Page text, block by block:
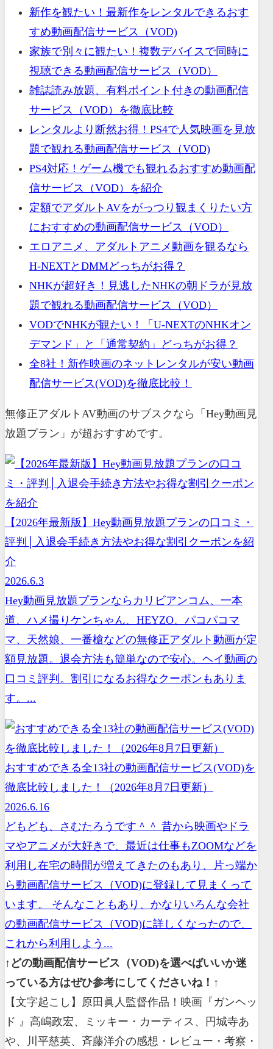
新作を観たい！最新作をレンタルできるおす
すめ動画配信サービス（VOD)
家族で別々に観たい！複数デバイスで同時に
視聴できる動画配信サービス（VOD）
雑誌読み放題、有料ポイント付きの動画配信
サービス（VOD）を徹底比較
レンタルより断然お得！PS4で人気映画を見放
題で観れる動画配信サービス（VOD)
PS4対応！ゲーム機でも観れるおすすめ動画配
信サービス（VOD）を紹介
定額でアダルトAVをがっつり観まくりたい方
におすすめの動画配信サービス（VOD）
エロアニメ、アダルトアニメ動画を観るなら
H-NEXTとDMMどっちがお得？
NHKが超好き！見逃したNHKの朝ドラが見放
題で観れる動画配信サービス（VOD）
VODでNHKが観たい！「U-NEXTのNHKオン
デマンド」と「通常契約」どっちがお得？
全8社！新作映画のネットレンタルが安い動画
配信サービス(VOD)を徹底比較！
無修正アダルトAV動画のサブスクなら「Hey動画見
放題プラン」が超おすすめです。
【2026年最新版】Hey動画見放題プランの口コミ・
評判│入退会手続き方法やお得な割引クーポンを紹
介
2026.6.3
Hey動画見放題プランならカリビアンコム、一本
道、ハメ撮りケンちゃん、HEYZO、パコパコマ
マ、天然娘、一番槍などの無修正アダルト動画が定
額見放題。退会方法も簡単なので安心。ヘイ動画の
口コミ評判。割引になるお得なクーポンもありま
す。...
おすすめできる全13社の動画配信サービス(VOD)を
徹底比較しました！（2026年8月7日更新）
2026.6.16
どもども、さむたろうです＾＾ 昔から映画やドラ
マやアニメが大好きで、最近は仕事もZOOMなどを
利用し在宅の時間が増えてきたのもあり、片っ端か
ら動画配信サービス（VOD)に登録して見まくって
います。 そんなこともあり、かなりいろんな会社
の動画配信サービス（VOD)に詳しくなったので、
これから利用しよう...
↑どの動画配信サービス（VOD)を選べばいいか迷
っている方はぜひ参考にしてくださいね！↑
【文字起こし】原田眞人監督作品！映画『ガンヘッ
ド 』高嶋政宏、ミッキー・カーティス、円城寺あ
や、川平慈英、斉藤洋介の感想・レビュー・考察・